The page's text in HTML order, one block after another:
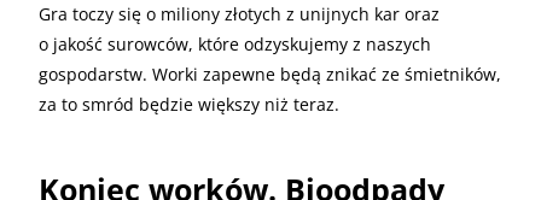
Gra toczy się o miliony złotych z unijnych kar oraz
o jakość surowców, które odzyskujemy z naszych
gospodarstw. Worki zapewne będą znikać ze śmietników,
za to smród będzie większy niż teraz.
Koniec worków. Bioodpady